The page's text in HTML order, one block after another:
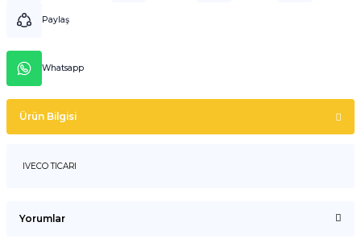
Paylaş
Whatsapp
Ürün Bilgisi
IVECO TICARI
Yorumlar